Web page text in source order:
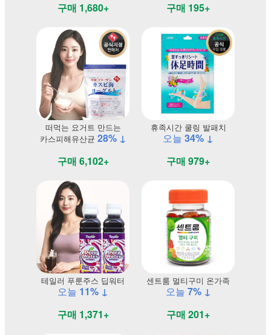
구매 1,680+
구매 195+
떠먹는 요거트 만드는
카스피해유산균 28% ↓
구매 6,102+
휴족시간 쿨링 발패치
오늘 34% ↓
구매 979+
테일러 푸룬주스 딥워터
오늘 11% ↓
구매 1,371+
센트룸 멀티구미 온가족
오늘 7% ↓
구매 201+